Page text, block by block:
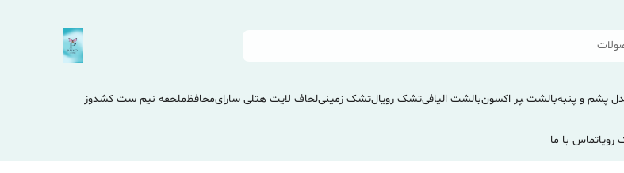
پشم و پنبهبالشت ‍‍‍پر اکسونبالشت الیافیتشک رویالتشک زمینیلحاف لایت هتلی سارایمحافظملحفه نیم ست کشدوز
تماس با ما